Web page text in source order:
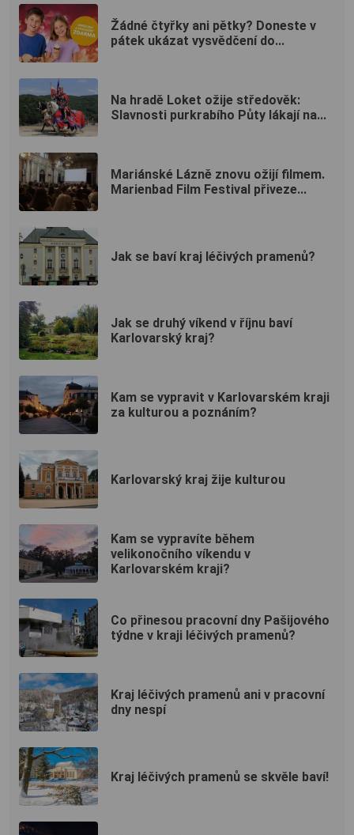
Žádné čtyřky ani pětky? Doneste v
pátek ukázat vysvědčení do...
Na hradě Loket ožije středověk:
Slavnosti purkrabího Půty lákají na...
Mariánské Lázně znovu ožijí filmem.
Marienbad Film Festival přiveze...
Jak se baví kraj léčivých pramenů?
Jak se druhý víkend v říjnu baví
Karlovarský kraj?
Kam se vypravit v Karlovarském kraji
za kulturou a poznáním?
Karlovarský kraj žije kulturou
Kam se vypravíte během
velikonočního víkendu v
Karlovarském kraji?
Co přinesou pracovní dny Pašijového
týdne v kraji léčivých pramenů?
Kraj léčivých pramenů ani v pracovní
dny nespí
Kraj léčivých pramenů se skvěle baví!